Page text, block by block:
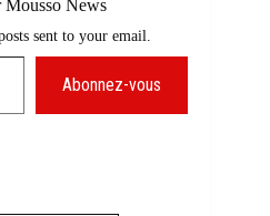
Mousso News
sent to your email.
Abonnez-vous